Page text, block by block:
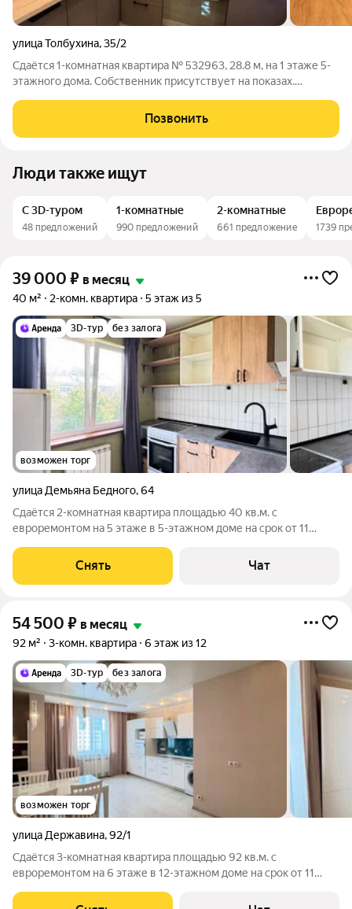
улица Толбухина,35/2
Сдаётся 1-комнатная квартира № 532963, 28.8 м, на 1 этаже 5-
этажного дома. Собственник присутствует на показах.
оплачиваются отдельно. По условиям проживания: можно с
детьми, без питомцев. Срок
Позвонить
Люди также ищут
С 3D-туром
48 предложений
1-комнатные
990 предложений
2-комнатные
661 предложение 1739
39 000 ₽ в месяц
40 м² 2-комн. квартира 5 этаж из 5
3D-тур без залога
возможен торг
улица Демьяна Бедного,64
Сдаётся 2-комнатная квартира площадью 40 кв.м. с
евроремонтом на 5 этаже в 5-этажном доме на срок от 11
Холодильник Микроволновка Пылесос Дом - панельный, окна
выходят во двор. Во дворе
Снять Чат
54 500 ₽ в месяц
92 м² 3-комн. квартира 6 этаж из 12
3D-тур без залога
возможен торг
улица Державина,92/1
Сдаётся 3-комнатная квартира площадью 92 кв.м. с
евроремонтом на 6 этаже в 12-этажном доме на срок от 11
Холодильник Посудомоечная машина Микроволновка Дом -